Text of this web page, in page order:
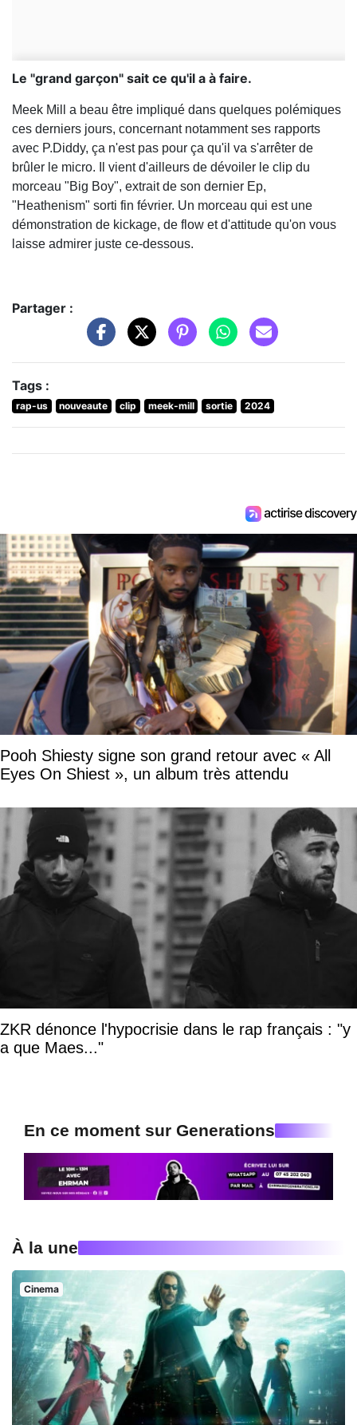
Le "grand garçon" sait ce qu'il a à faire.
Meek Mill a beau être impliqué dans quelques polémiques
ces derniers jours, concernant notamment ses rapports
avec P.Diddy, ça n'est pas pour ça qu'il va s'arrêter de
brûler le micro. Il vient d'ailleurs de dévoiler le clip du
morceau "Big Boy", extrait de son dernier Ep,
"Heathenism" sorti fin février. Un morceau qui est une
démonstration de kickage, de flow et d'attitude qu'on vous
laisse admirer juste ce-dessous.
Partager :
Tags :
rap-us nouveaute clip meek-mill sortie 2024
Pooh Shiesty signe son grand retour avec « All
Eyes On Shiest », un album très attendu
ZKR dénonce l'hypocrisie dans le rap français : "y
a que Maes..."
En ce moment sur Generations
À la une
Cinema